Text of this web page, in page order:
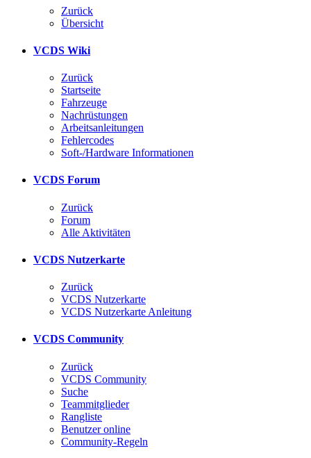
Zurück
Übersicht
VCDS Wiki
Zurück
Startseite
Fahrzeuge
Nachrüstungen
Arbeitsanleitungen
Fehlercodes
Soft-/Hardware Informationen
VCDS Forum
Zurück
Forum
Alle Aktivitäten
VCDS Nutzerkarte
Zurück
VCDS Nutzerkarte
VCDS Nutzerkarte Anleitung
VCDS Community
Zurück
VCDS Community
Suche
Teammitglieder
Rangliste
Benutzer online
Community-Regeln